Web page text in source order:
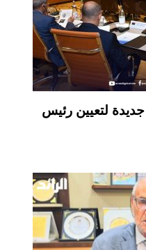
جديدة لتعيين رئيس